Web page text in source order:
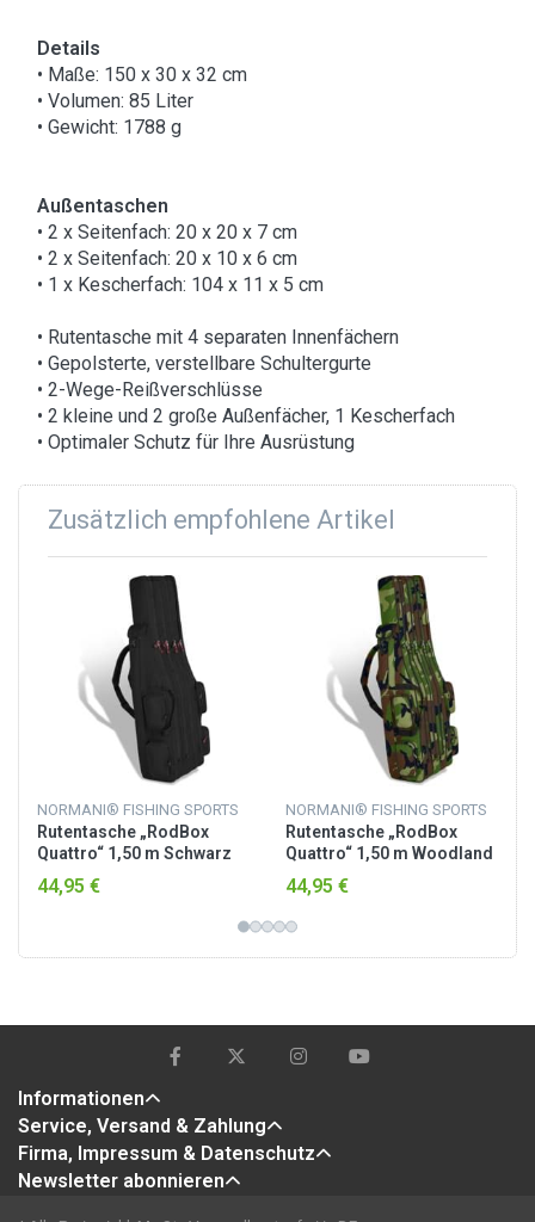
Details
• Maße: 150 x 30 x 32 cm
• Volumen: 85 Liter
• Gewicht: 1788 g
Außentaschen
• 2 x Seitenfach: 20 x 20 x 7 cm
• 2 x Seitenfach: 20 x 10 x 6 cm
• 1 x Kescherfach: 104 x 11 x 5 cm
• Rutentasche mit 4 separaten Innenfächern
• Gepolsterte, verstellbare Schultergurte
• 2-Wege-Reißverschlüsse
• 2 kleine und 2 große Außenfächer, 1 Kescherfach
• Optimaler Schutz für Ihre Ausrüstung
Zusätzlich empfohlene Artikel
NORMANI® FISHING SPORTS
Rutentasche „RodBox
Quattro“ 1,50 m Schwarz
44,95 €
NORMANI® FISHING SPORTS
Rutentasche „RodBox
Quattro“ 1,50 m Woodland
44,95 €
Informationen
Service, Versand & Zahlung
Firma, Impressum & Datenschutz
Newsletter abonnieren